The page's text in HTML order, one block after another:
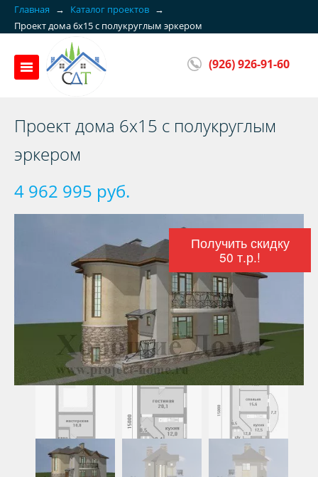
Главная → Каталог проектов →
Проект дома 6x15 с полукруглым эркером
(926) 926-91-60
Проект дома 6x15 с полукруглым
эркером
4 962 995 руб.
Получить скидку
50 т.р.!